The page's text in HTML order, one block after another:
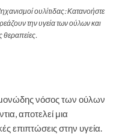
ουλίτιδας: Κατανοήστε
την υγεία των ούλων και
θεραπείες.
νόσος των ούλων
αποτελεί μια
επιπτώσεις στην υγεία.